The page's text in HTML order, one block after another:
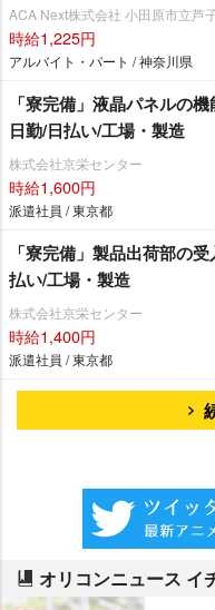
ACA Next株式会社 小田原市立芦
時給1,225円
アルバイト・パート / 神奈川県
「寮完備」液晶パネルの
日勤/日払い/工場・製造
株式会社京栄センター
時給1,600円
派遣社員 / 東京都
「寮完備」製品出荷部の
払い/工場・製造
株式会社京栄センター
時給1,400円
派遣社員 / 東京都
オリコンニュース イ